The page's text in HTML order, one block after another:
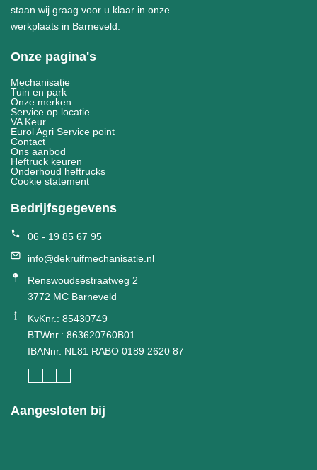
staan wij graag voor u klaar in onze
werkplaats in Barneveld.
Onze pagina's
Mechanisatie
Tuin en park
Onze merken
Service op locatie
VA Keur
Eurol Agri Service point
Contact
Ons aanbod
Heftruck keuren
Onderhoud heftrucks
Cookie statement
Bedrijfsgegevens
06 - 19 85 67 95
info@dekruifmechanisatie.nl
Renswoudsestraatweg 2
3772 MC Barneveld
KvKnr.: 85430749
BTWnr.: 863620760B01
IBANnr. NL81 RABO 0189 2620 87
Aangesloten bij